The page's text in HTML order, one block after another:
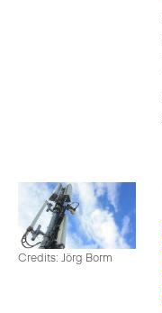
Credits: Jörg Borm